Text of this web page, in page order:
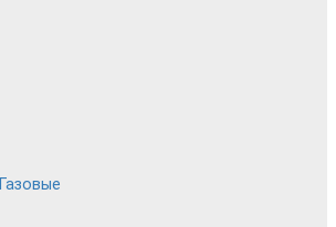
Газовые